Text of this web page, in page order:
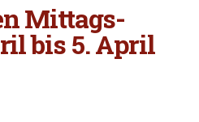
Mittags-
bis 5. April